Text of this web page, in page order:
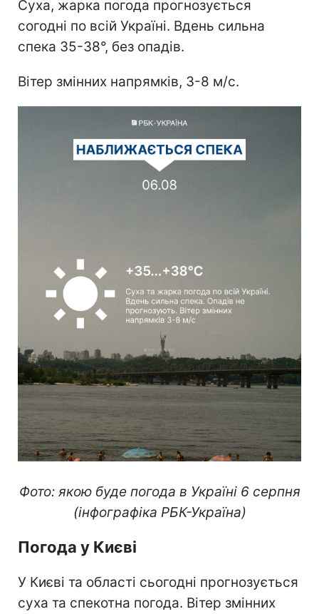
Суха, жарка погода прогнозується
согодні по всій Україні. Вдень сильна
спека 35-38°, без опадів.
Вітер змінних напрямків, 3-8 м/с.
Фото: якою буде погода в Україні 6 серпня
(інфографіка РБК-Україна)
Погода у Києві
У Києві та області сьогодні прогнозується
суха та спекотна погода. Вітер змінних